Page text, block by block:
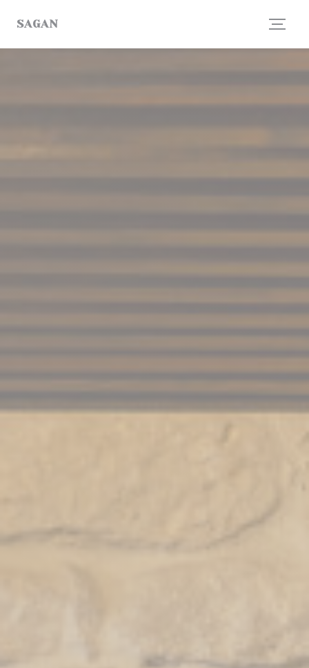
SAGAN